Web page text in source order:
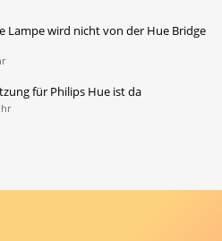
Lampe wird nicht von der Hue Bridge
für Philips Hue ist da